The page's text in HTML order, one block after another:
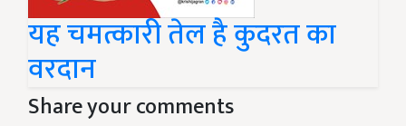
यह चमत्कारी तेल है कुदरत का
वरदान
Share your comments